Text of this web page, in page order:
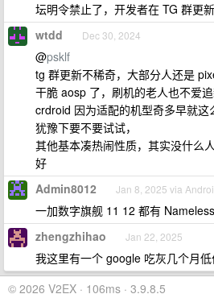
坛明令禁止了，开发者在 TG 群更新
wtdd Dec 30, 2024
@psklf
tg 群更新不稀奇，大部分人还是
干脆 aosp 了，刷机的老人也不爱追
crdroid 因为适配的机型奇多早就
犹豫下要不要试试，
其他基本凑热闹性质，其实没什么
好
Admin8012 Jan 8, 2025 via
一加数字旗舰 11 12 都有
zhengzhihao Jan 22, 2025
我这里有一个 google 吃灰几个月
© 2026 V2EX · 106ms · 3.9.8.5